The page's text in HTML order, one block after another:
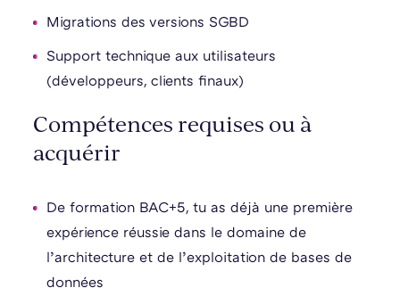
Migrations des versions SGBD
Support technique aux utilisateurs
(développeurs, clients finaux)
Compétences requises ou à
acquérir
De formation BAC+5, tu as déjà une première
expérience réussie dans le domaine de
l’architecture et de l’exploitation de bases de
données